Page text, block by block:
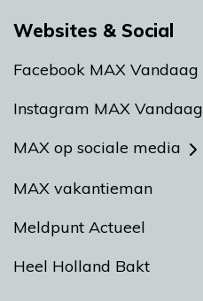
Websites & Social
Facebook MAX Vandaag
Instagram MAX Vandaag
MAX op sociale media
MAX vakantieman
Meldpunt Actueel
Heel Holland Bakt